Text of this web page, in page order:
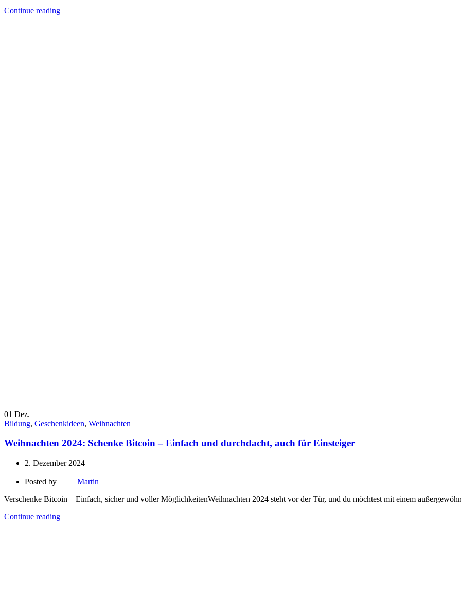
Continue reading
01 Dez.
Bildung, Geschenkideen, Weihnachten
Weihnachten 2024: Schenke Bitcoin – Einfach und durchdacht, auch für Einsteiger
2. Dezember 2024
Posted by
Martin
Verschenke Bitcoin – Einfach, sicher und voller MöglichkeitenWeihnachten 2024 steht vor der Tür, und du möchtest mit einem
Continue reading